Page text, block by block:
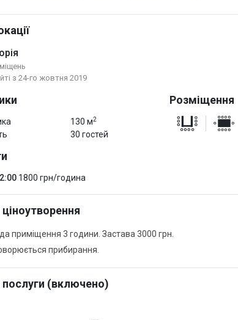
з 24-го жовтня 2019
130 м2
30 гостей
Розміщення
1800 грн/година
приміщення 3 години. Застава 3000 грн.
прибирання.
послуги (включено)